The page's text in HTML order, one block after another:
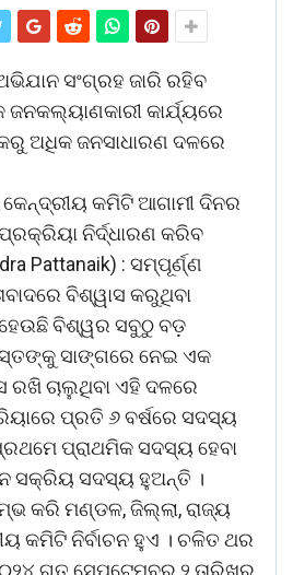
ସଂଗ୍ରହ ଜାରି ରହିବ
କାର୍ଯ୍ୟରେ
ଅଧିକ ଜନସାଧାରଣ ଦଳରେ
କେନ୍ଦ୍ରୀୟ କମିଟି ଆଗାମୀ ଦିନର
ନିର୍ଦ୍ଧାରଣ କରିବ
Pattanaik) : ସମ୍ପୂର୍ଣ୍ଣ
ବିଶ୍ୱାସ କରୁଥିବା
ହେଉଛି ବିଶ୍ୱର ସବୁଠୁ ବଡ଼
ସାଙ୍ଗରେ ନେଇ ଏକ
ରଖି ଚାଲୁଥିବା ଏହି ଦଳରେ
ପ୍ରତି ୬ ବର୍ଷରେ ସଦସ୍ୟ
ପ୍ରାଥମିକ ସଦସ୍ୟ ହେବା
ସକ୍ରିୟ ସଦସ୍ୟ ହୁଅନ୍ତି ।
କରି ମଣ୍ଡଳ, ଜିଲ୍ଲା, ରାଜ୍ୟ
କମିଟି ନିର୍ବାଚନ ହୁଏ । ଚଳିତ ଥର
ଗତ ସେପ୍ଟେମ୍ବର ୨ ତାରିଖରୁ